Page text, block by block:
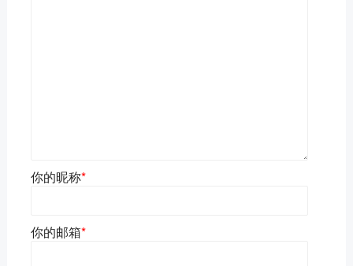
你的昵称*
你的邮箱*